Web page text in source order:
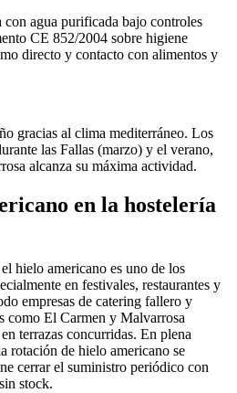
agua purificada bajo controles
CE 852/2004 sobre higiene
directo y contacto con alimentos y
gracias al clima mediterráneo. Los
las Fallas (marzo) y el verano,
alcanza su máxima actividad.
en la hostelería
hielo americano es uno de los
en festivales, restaurantes y
empresas de catering fallero y
como El Carmen y Malvarrosa
terrazas concurridas. En plena
rotación de hielo americano se
cerrar el suministro periódico con
stock.